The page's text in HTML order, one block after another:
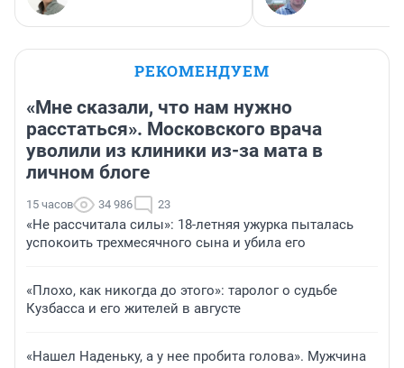
РЕКОМЕНДУЕМ
«Мне сказали, что нам нужно
расстаться». Московского врача
уволили из клиники из-за мата в
личном блоге
15 часов 34 986 23
«Не рассчитала силы»: 18-летняя ужурка пыталась
успокоить трехмесячного сына и убила его
«Плохо, как никогда до этого»: таролог о судьбе
Кузбасса и его жителей в августе
«Нашел Наденьку, а у нее пробита голова». Мужчина